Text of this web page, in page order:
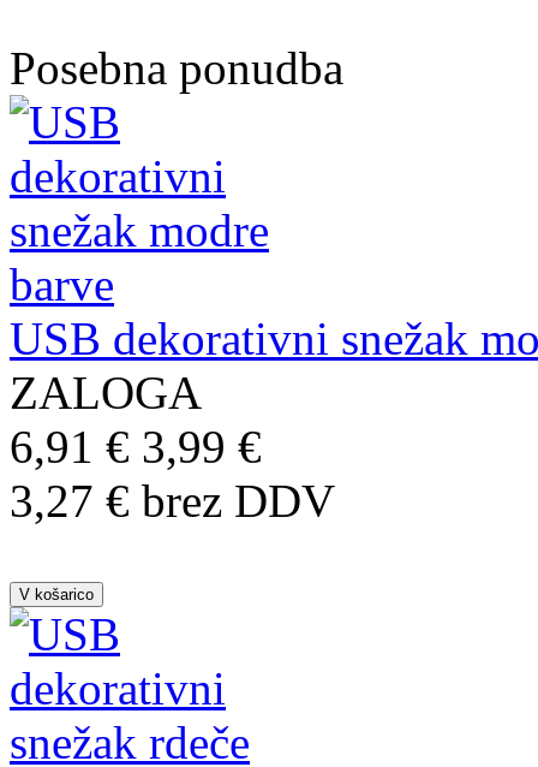
Posebna ponudba
USB dekorativni snežak
ZALOGA
6,91 € 3,99 €
3,27 € brez DDV